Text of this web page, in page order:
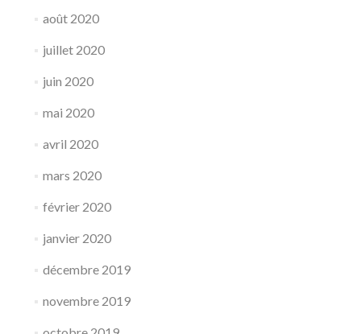
août 2020
juillet 2020
juin 2020
mai 2020
avril 2020
mars 2020
février 2020
janvier 2020
décembre 2019
novembre 2019